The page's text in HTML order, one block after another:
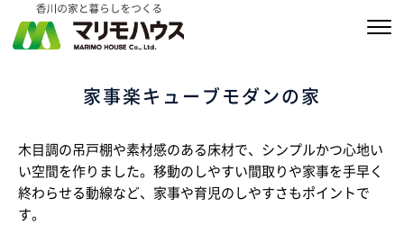
私たちの家づくり
家事楽キューブモダンの家
木目調の吊戸棚や素材感のある床材で、シンプルかつ心地い
い空間を作りました。移動のしやすい間取りや家事を手早く
終わらせる動線など、家事や育児のしやすさもポイントで
す。